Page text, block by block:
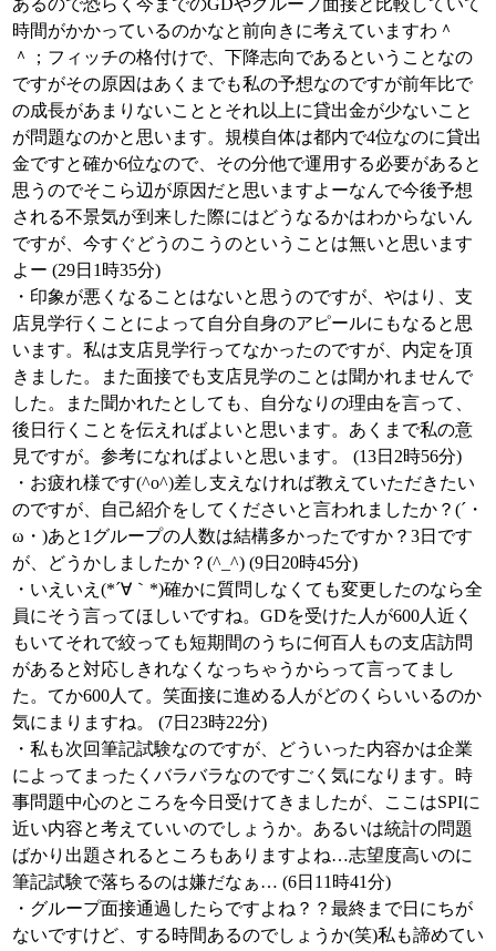
あるので恐らく今までのGDやグループ面接と比較していて
時間がかかっているのかなと前向きに考えていますわ＾
＾；フィッチの格付けで、下降志向であるということなの
ですがその原因はあくまでも私の予想なのですが前年比で
の成長があまりないこととそれ以上に貸出金が少ないこと
が問題なのかと思います。規模自体は都内で4位なのに貸出
金ですと確か6位なので、その分他で運用する必要があると
思うのでそこら辺が原因だと思いますよーなんで今後予想
される不景気が到来した際にはどうなるかはわからないん
ですが、今すぐどうのこうのということは無いと思います
よー (29日1時35分)
・印象が悪くなることはないと思うのですが、やはり、支
店見学行くことによって自分自身のアピールにもなると思
います。私は支店見学行ってなかったのですが、内定を頂
きました。また面接でも支店見学のことは聞かれませんで
した。また聞かれたとしても、自分なりの理由を言って、
後日行くことを伝えればよいと思います。あくまで私の意
見ですが。参考になればよいと思います。 (13日2時56分)
・お疲れ様です(^o^)差し支えなければ教えていただきたい
のですが、自己紹介をしてくださいと言われましたか？(´・
ω・)あと1グループの人数は結構多かったですか？3日です
が、どうかしましたか？(^_^) (9日20時45分)
・いえいえ(*´∀｀*)確かに質問しなくても変更したのなら全
員にそう言ってほしいですね。GDを受けた人が600人近く
もいてそれで絞っても短期間のうちに何百人もの支店訪問
があると対応しきれなくなっちゃうからって言ってまし
た。てか600人て。笑面接に進める人がどのくらいいるのか
気にまりますね。 (7日23時22分)
・私も次回筆記試験なのですが、どういった内容かは企業
によってまったくバラバラなのですごく気になります。時
事問題中心のところを今日受けてきましたが、ここはSPIに
近い内容と考えていいのでしょうか。あるいは統計の問題
ばかり出題されるところもありますよね…志望度高いのに
筆記試験で落ちるのは嫌だなぁ… (6日11時41分)
・グループ面接通過したらですよね？？最終まで日にちが
ないですけど、する時間あるのでしょうか(笑)私も諦めてい